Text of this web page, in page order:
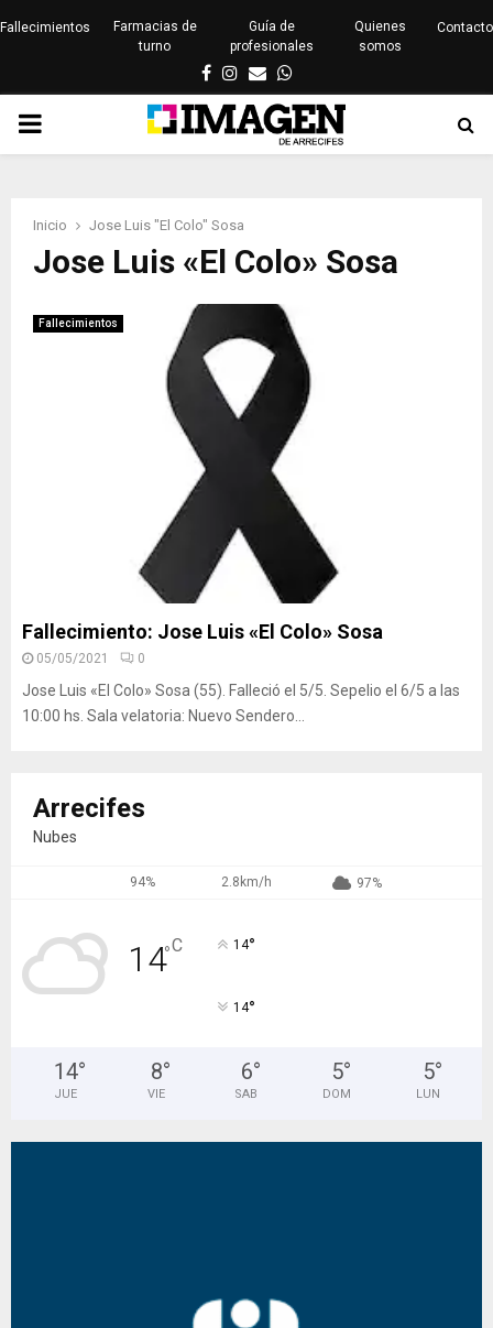
Fallecimientos
Farmacias de
turno
Guía de
profesionales
Quienes
somos
Contacto
Facebook
Instagram
EmailWhatsapp
PRIMARY
Inicio Jose Luis "El Colo" Sosa
Jose Luis «El Colo» Sosa
Fallecimientos
Fallecimiento: Jose Luis «El Colo» Sosa
05/05/2021 0
Jose Luis «El Colo» Sosa (55). Falleció el 5/5. Sepelio el 6/5 a las
10:00 hs. Sala velatoria: Nuevo Sendero...
Arrecifes
Nubes
94% 2.8km/h 97%
14°C 14°
14°
14°
JUE
8°
VIE
6°
SAB
5°
DOM
5°
LUN